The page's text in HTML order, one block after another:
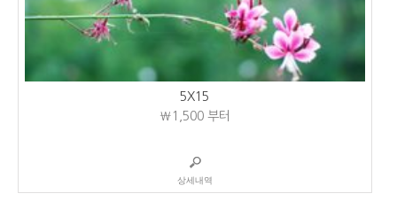
5X15
₩1,500부터
상세내역